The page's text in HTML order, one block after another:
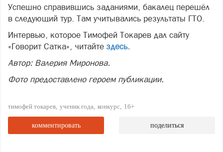
Успешно справившись заданиями, бакалец перешёл
в следующий тур. Там учитывались результаты ГТО.
Интервью, которое Тимофей Токарев дал сайту
«Говорит Сатка», читайте здесь.
Автор: Валерия Миронова.
Фото предоставлено героем публикации.
тимофей токарев ученик года конкурс 16+
комментировать поделиться